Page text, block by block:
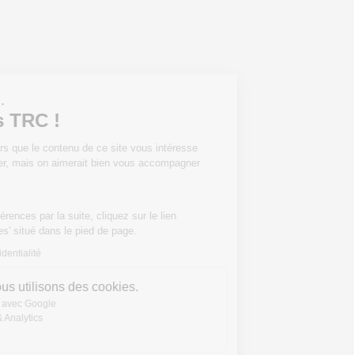
ce site vous intéresse avant de vous
déranger, mais on aimerait bien vous accompagner pendant votre
Pour modifier vos préférences par la suite, cliquez sur le lien
'Préférences de cookies' situé dans le pied de page.
Lire la politique de confidentialité
Voici pourquoi nous utilisons des cookies.
Partage de données avec Google
Mesure d'audience & Analytics